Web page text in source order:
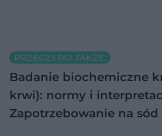
PRZECZYTAJ TAKŻE:
Badanie biochemiczne
krwi): normy i
Zapotrzebowanie na